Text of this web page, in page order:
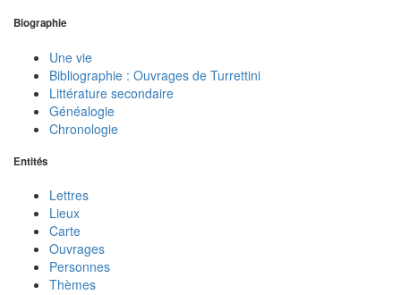
Biographie
Une vie
Bibliographie : Ouvrages de Turrettini
Littérature secondaire
Généalogie
Chronologie
Entités
Lettres
Lieux
Carte
Ouvrages
Personnes
Thèmes